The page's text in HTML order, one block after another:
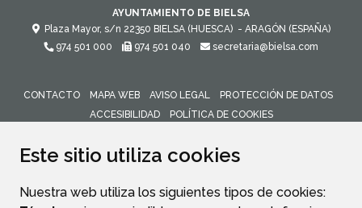
Este sitio utiliza cookies
Nuestra web utiliza los siguientes tipos de cookies:
AYUNTAMIENTO DE BIELSA
Plaza Mayor, s/n 22350 BIELSA (HUESCA) - ARAGÓN (ESPAÑA)
974 501 000
974 501 040 secretaria@bielsa.com
CONTACTO MAPA WEB AVISO LEGAL
PROTECCIÓN DE DATOS
ACCESIBILIDAD
POLÍTICA DE COOKIES